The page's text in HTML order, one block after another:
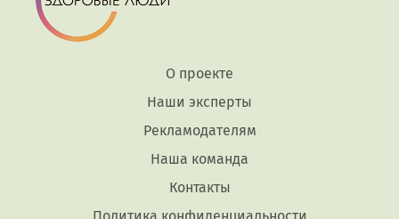
О проекте
Наши эксперты
Рекламодателям
Наша команда
Контакты